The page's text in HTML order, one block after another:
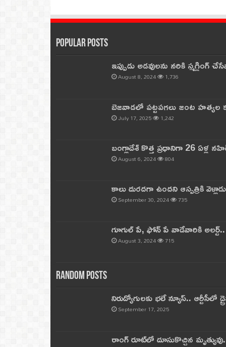
Popular Posts
ఇప్పుడు అడవులను నరికి
August 8, 2024 1,736
బెజవాడలో పట్టపగలు జంట
July 17, 2025 1,242
బంగ్లాదేశ్ కొత్త ప్రధానిగా 26 ఏళ్ల
August 6, 2024 804
కాలు దురదగా ఉందని ఆస్పత్రికి
September 30, 2024 735
గూగుల్ పే, ఫోన్ పే వాడేవారికి
August 3, 2024 715
Random Posts
నిరుద్యోగులకు భలే న్యూస్.. ఆర్టీసీలో
September 17, 2025
రాంగ్ రూట్‌లో దూసుకొచ్చిన